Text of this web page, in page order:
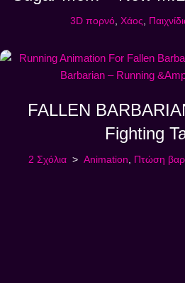
3D πορνό Χάος
FALLEN
Fighting
2 Σχόλια Animation Πτώση